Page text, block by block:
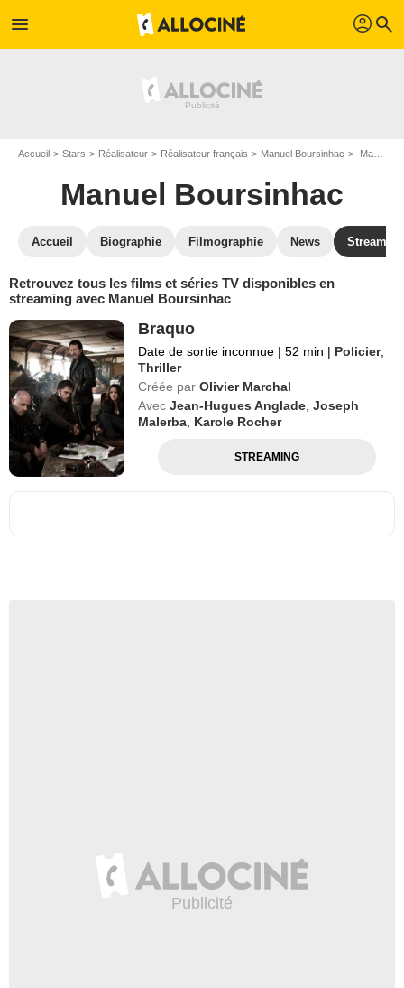
menu profil search
Accueil Stars Réalisateur Réalisateur français Manuel Boursinhac Manuel Boursinhac : Films et séries online
Manuel Boursinhac
Accueil Biographie Filmographie News Streaming
Retrouvez tous les films et séries TV disponibles en
streaming avec Manuel Boursinhac
Braquo
Date de sortie inconnue | 52 min | Policier,
Thriller
Créée par Olivier Marchal
Avec Jean-Hugues Anglade ,Joseph
Malerba Karole Rocher
STREAMING